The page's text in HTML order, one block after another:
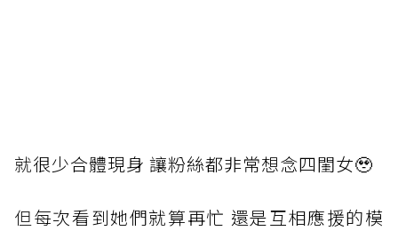
就很少合體現身 讓粉絲都非常想念四閨女🥹
但每次看到她們就算再忙 還是互相應援的模